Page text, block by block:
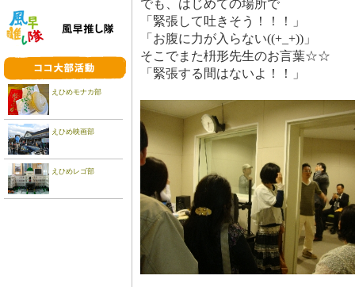
えひめモナカ部
えひめ映画部
えひめレゴ部
でも、はじめての場所で
「緊張して吐きそう！！！」
「お腹に力が入らない((+_+))」
そこでまた枡形先生のお言葉☆☆
「緊張する間はないよ！！」